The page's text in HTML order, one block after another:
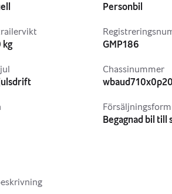
12 mån.
kg
Personbil
GMP186
Chassinummer
Försäljningsform
Begagnad bil till